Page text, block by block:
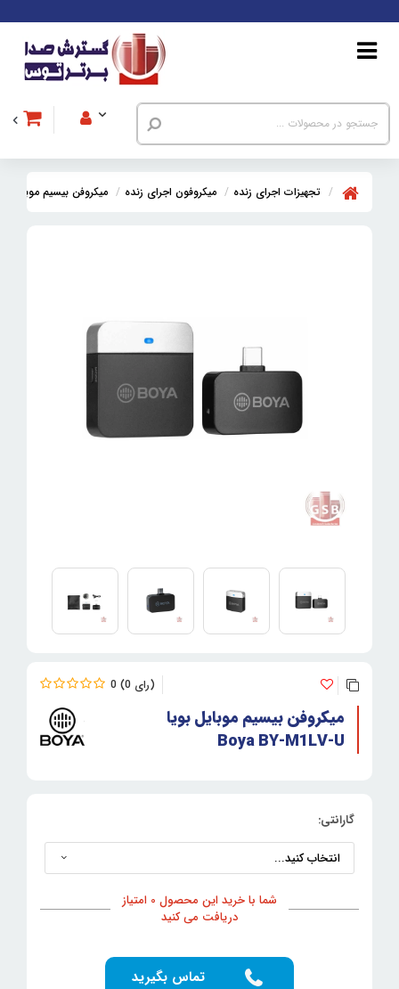
تجهیزات اجرای زنده میکروفون اجرای زنده میکروفن بیسیم موبایل
0 0
میکروفن بیسیم موبایل بویا
Boya BY-M1LV-U
گارانتی:
شما با خرید این محصول 0 امتیاز
دریافت می کنید
تماس بگیرید